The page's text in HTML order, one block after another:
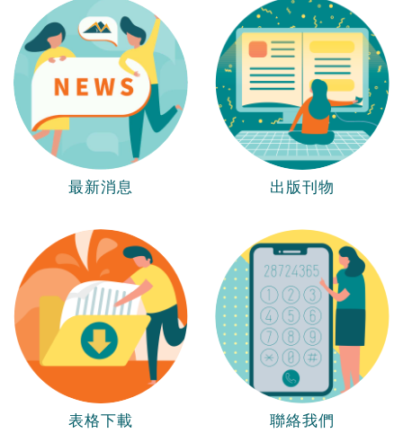
最新消息 出版刊物
表格下載 聯絡我們